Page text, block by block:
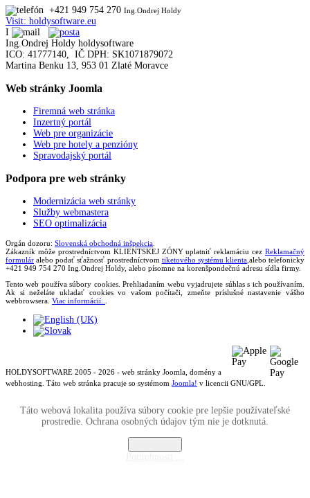
+421 949 754 270 Ing.Ondrej Holdy
Visit: holdysoftware.eu
I
Ing.Ondrej Holdy holdysoftware
ICO: 41777140, IČ DPH: SK1071879072
Martina Benku 13, 953 01 Zlaté Moravce
Web stránky Joomla
Firemná web stránka
Inzertný portál
Web pre organizácie
Web pre hotely a penzióny
Spravodajský portál
Podpora pre web stránky
Modernizácia web stránky
Služby webmastera
SEO optimalizácia
Orgán dozoru: Slovenská obchodná inšpekcia
Zákazník môže prostredníctvom KLIENTSKEJ ZÓNY uplatniť reklamáciu cez Reklamačný
formulár alebo podať sťažnosť prostredníctvom tiketového systému klienta,alebo telefonicky
+421 949 754 270 Ing.Ondrej Holdy, alebo písomne na korenšpondečnú adresu sídla firmy.
Tento web používa súbory cookies. Prehliadaním webu vyjadrujete súhlas s ich používaním.
Ak si neželáte ukladať cookies vo vašom počítači, zmeňte príslušné nastavenie vášho
webbrowsera. Viac informácií..
HOLDYSOFTWARE 2005 - 2026 - web stránky Joomla, domény a
webhosting. Táto web stránka pracuje so systémom Joomla! v licencii GNU/GPL.
Táto webová lokalita používa súbory cookie pre lepšie používateľské
prostredie. Ochrana osobných údajov tým nie je dotknutá.